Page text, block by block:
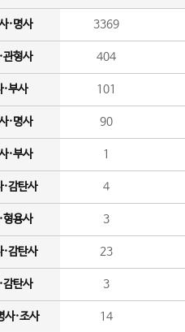
·명사 3369
관형사 404
·부사 101
·명사 90
·부사 1
·감탄사 4
형용사 3
·감탄사 23
감탄사 3
사·조사 14